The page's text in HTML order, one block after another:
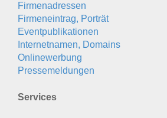
Firmenadressen
Firmeneintrag, Porträt
Eventpublikationen
Internetnamen, Domains
Onlinewerbung
Pressemeldungen
Services